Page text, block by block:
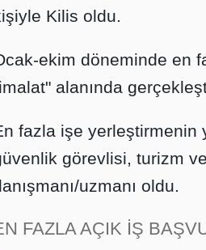
Kilis oldu.
ekim döneminde en
alanında
fazla işe yerleştirmenin
görevlisi, turizm
uzmanı oldu.
FAZLA AÇIK İŞ